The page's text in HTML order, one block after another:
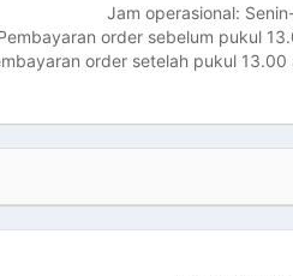
Jam operasional:
order sebelum pukul
order setelah pukul